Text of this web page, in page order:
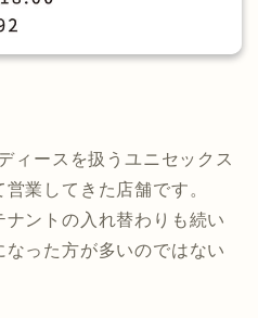
ィースを扱うユニセックス
業してきた店舗です。
ントの入れ替わりも続い
った方が多いのではない